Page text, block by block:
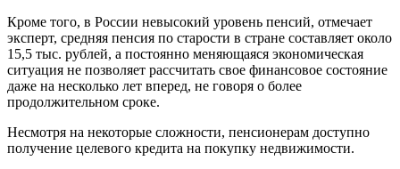
Кроме того, в России невысокий уровень пенсий, отмечает
эксперт, средняя пенсия по старости в стране составляет около
15,5 тыс. рублей, а постоянно меняющаяся экономическая
ситуация не позволяет рассчитать свое финансовое состояние
даже на несколько лет вперед, не говоря о более
продолжительном сроке.
Несмотря на некоторые сложности, пенсионерам доступно
получение целевого кредита на покупку недвижимости.